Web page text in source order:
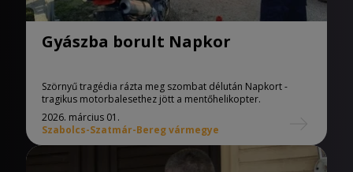
Gyászba borult Napkor
Szörnyű tragédia rázta meg szombat délután Napkort -
tragikus motorbalesethez jött a mentőhelikopter.
2026. március 01.
Szabolcs-Szatmár-Bereg vármegye